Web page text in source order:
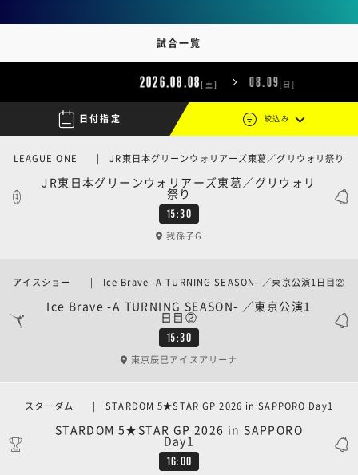
試合一覧
 日付指定
2026.08.08 [土] 08.09 [日]
絞込み
15:30
JR東日本グリーンウォリアーズ東葛／グリウォリ
祭り
LEAGUE ONE | JR東日本グリーンウォリアーズ東葛／グリウォリ祭り
我孫子G
15:30
Ice Brave -A TURNING SEASON- ／東京公演1
日目②
アイスショー | Ice Brave -A TURNING SEASON- ／東京公演1日目②
東京辰巳アイスアリーナ
16:00
STARDOM 5★STAR GP 2026 in SAPPORO
Day1
スターダム | STARDOM 5★STAR GP 2026 in SAPPORO Day1